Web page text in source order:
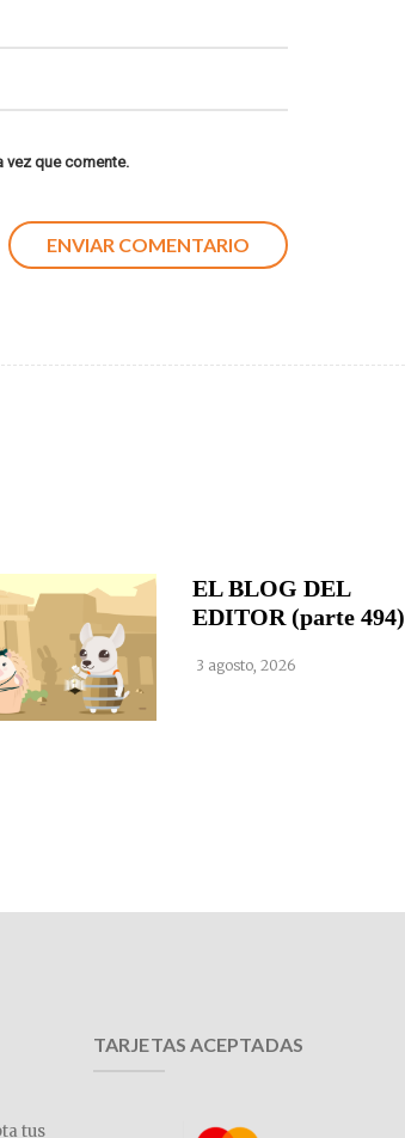
vez que comente.
EL BLOG DEL
EDITOR (parte 494)
3 agosto, 2026
tus
TARJETAS ACEPTADAS